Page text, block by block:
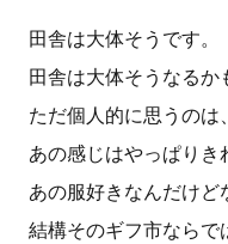
田舎は大体そうです。
田舎は大体そうなるか
ただ個人的に思うのは
あの感じはやっぱりき
あの服好きなんだけど
結構そのギフ市ならで